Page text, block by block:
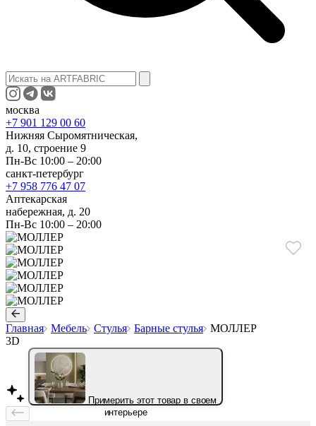
москва
+7 901 129 00 60
Нижняя Сыромятническая,
д. 10, строение 9
Пн-Вс 10:00 – 20:00
санкт-петербург
+7 958 776 47 07
Аптекарская
набережная, д. 20
Пн-Вс 10:00 – 20:00
Главная Мебель Стулья Барные стулья МОЛЛЕР
3D
Примерить этот товар в своем
интерьере